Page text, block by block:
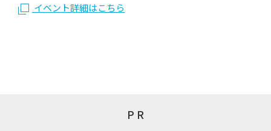
イベント詳細はこちら
P R